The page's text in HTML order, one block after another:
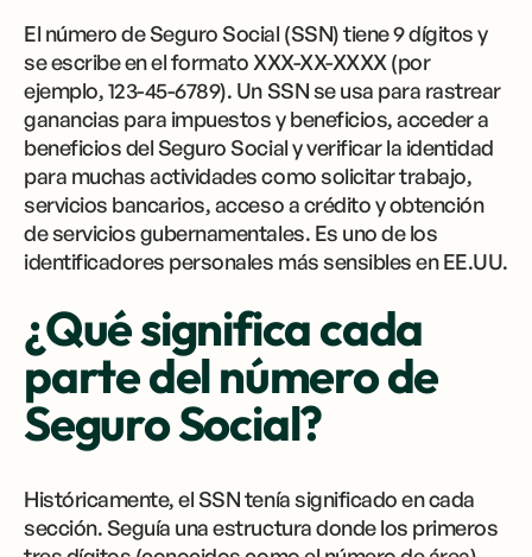
El número de Seguro Social (SSN) tiene 9 dígitos y
se escribe en el formato XXX-XX-XXXX (por
ejemplo, 123-45-6789). Un SSN se usa para rastrear
ganancias para impuestos y beneficios, acceder a
beneficios del Seguro Social y verificar la identidad
para muchas actividades como solicitar trabajo,
servicios bancarios, acceso a crédito y obtención
de servicios gubernamentales. Es uno de los
identificadores personales más sensibles en EE.UU.
¿Qué significa cada
parte del número de
Seguro Social?
Históricamente, el SSN tenía significado en cada
sección. Seguía una estructura donde los primeros